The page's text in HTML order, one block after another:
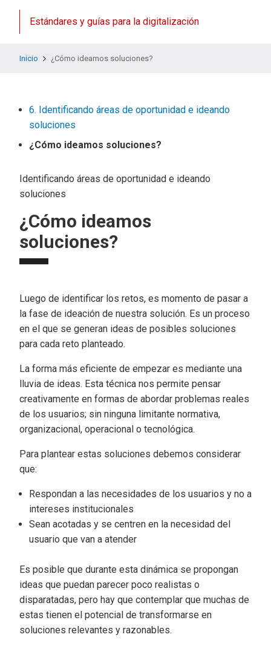
Estándares y guías para la digitalización
Inicio ¿Cómo ideamos soluciones?
6. Identificando áreas de oportunidad e ideando
soluciones
¿Cómo ideamos soluciones?
Identificando áreas de oportunidad e ideando
soluciones
¿Cómo ideamos
soluciones?
Luego de identificar los retos, es momento de pasar a
la fase de ideación de nuestra solución. Es un proceso
en el que se generan ideas de posibles soluciones
para cada reto planteado.
La forma más eficiente de empezar es mediante una
lluvia de ideas. Esta técnica nos permite pensar
creativamente en formas de abordar problemas reales
de los usuarios; sin ninguna limitante normativa,
organizacional, operacional o tecnológica.
Para plantear estas soluciones debemos considerar
que:
Respondan a las necesidades de los usuarios y no a
intereses institucionales
Sean acotadas y se centren en la necesidad del
usuario que van a atender
Es posible que durante esta dinámica se propongan
ideas que puedan parecer poco realistas o
disparatadas, pero hay que contemplar que muchas de
estas tienen el potencial de transformarse en
soluciones relevantes y razonables.